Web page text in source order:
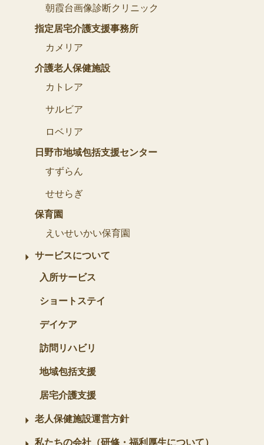
朝霞台画像診断クリニック
指定居宅介護支援事務所
カメリア
介護老人保健施設
カトレア
サルビア
ロベリア
日野市地域包括支援センター
すずらん
せせらぎ
保育園
えいせいかい保育園
サービスについて
入所サービス
ショートステイ
デイケア
訪問リハビリ
地域包括支援
居宅介護支援
老人保健施設運営方針
私たちの会社（研修・福利厚生について）